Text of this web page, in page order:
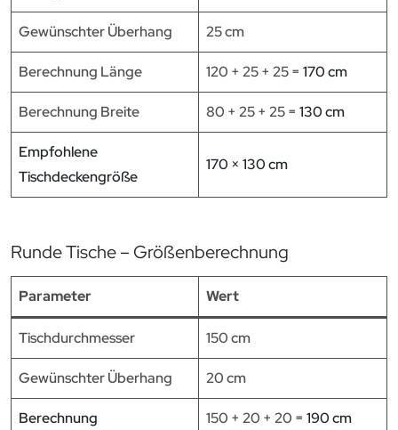
Gewünschter Überhang 25 cm
Berechnung Länge 120 + 25 + 25 = 170 cm
Berechnung Breite 80 + 25 + 25 = 130 cm
Empfohlene
Tischdeckengröße
170 × 130 cm
Runde Tische – Größenberechnung
Parameter Wert
Tischdurchmesser 150 cm
Gewünschter Überhang 20 cm
Berechnung 150 + 20 + 20 = 190 cm